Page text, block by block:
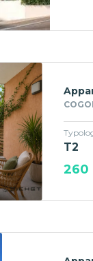
T2
260